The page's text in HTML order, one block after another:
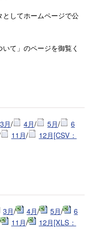
してホームページで公
て」のページを御覧く
3月/ 4月/ 5月/
6
11月/
12月[CSV：
3月/ 4月/ 5月/
6
11月/
12月[XLS：